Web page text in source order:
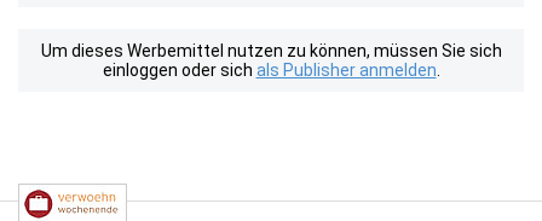
Um dieses Werbemittel nutzen zu können, müssen Sie sich
einloggen oder sich als Publisher anmelden